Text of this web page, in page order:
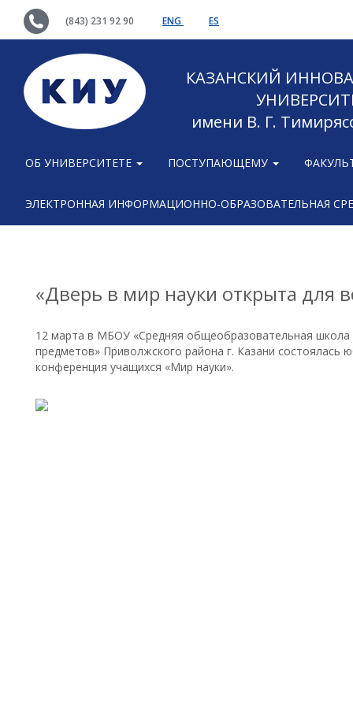
(843) 231 92 90 ENG ES
КАЗАНСКИЙ
имени В. Г.
ОБ УНИВЕРСИТЕТЕ ПОСТУПАЮЩЕМУ
ЭЛЕКТРОННАЯ ИНФОРМАЦИОННО-ОБРАЗОВАТЕЛЬНАЯ
«Дверь в мир науки открыта для
12 марта в МБОУ «Средняя общеобразовательная
предметов» Приволжского района г. Казани состоялась
конференция учащихся «Мир науки».